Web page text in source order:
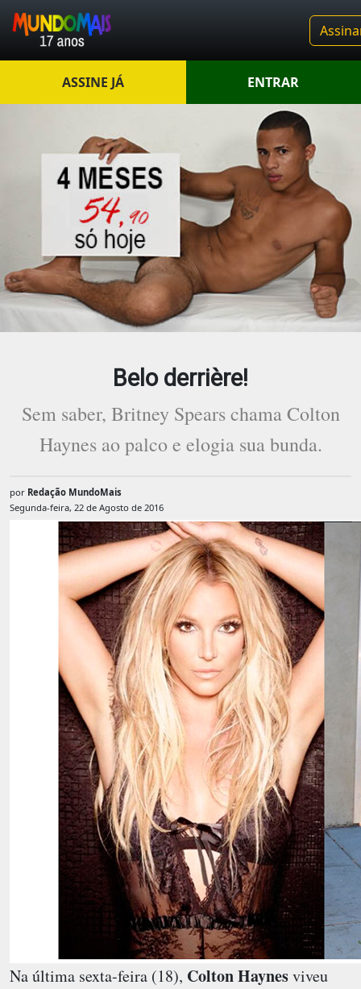
ASSINE JÁ ENTRAR
Belo derrière!
Sem saber, Britney Spears chama Colton
Haynes ao palco e elogia sua bunda.
por Redação MundoMais
Segunda-feira, 22 de Agosto de 2016
Na última sexta-feira (18), Colton Haynesviveu